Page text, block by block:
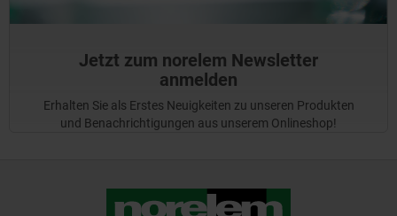
Jetzt zum norelem Newsletter
anmelden
Erhalten Sie als Erstes Neuigkeiten zu unseren Produkten
und Benachrichtigungen aus unserem Onlineshop!